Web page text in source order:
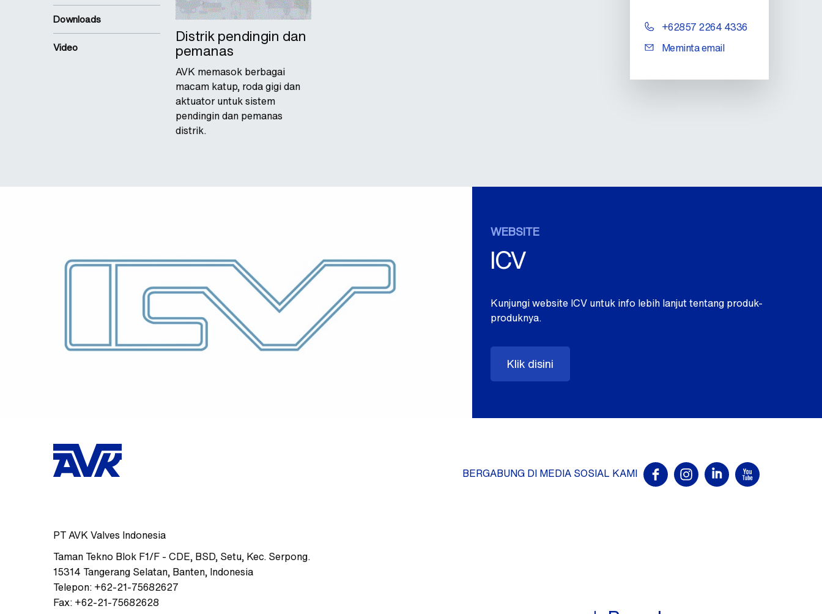
Downloads
Video
Distrik pendingin dan
pemanas
AVK memasok berbagai
macam katup, roda gigi dan
aktuator untuk sistem
pendingin dan pemanas
distrik.
+62857 2264 4336
Meminta email
WEBSITE
ICV
Kunjungi website ICV untuk info lebih lanjut tentang produk-
produknya.
Klik disini
PT AVK Valves Indonesia
Taman Tekno Blok F1/F - CDE, BSD, Setu, Kec. Serpong.
15314 Tangerang Selatan, Banten, Indonesia
Telepon: +62-21-75682627
Fax: +62-21-75682628
BERGABUNG DI MEDIA SOSIAL KAMI